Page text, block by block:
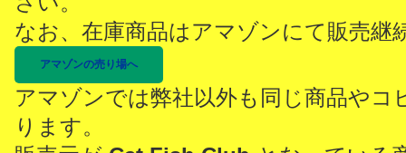
なお、在庫商品はアマゾンにて販売継
アマゾンの売り場へ
アマゾンでは弊社以外も同じ商品やコ
ります。